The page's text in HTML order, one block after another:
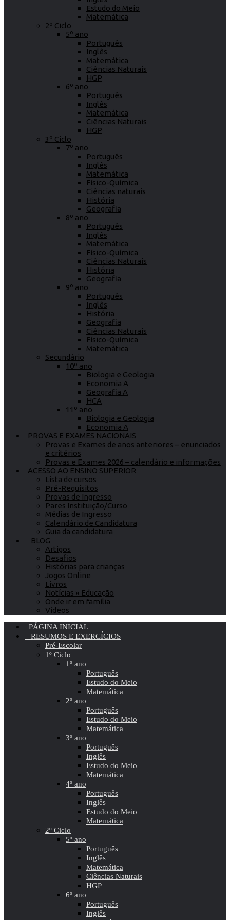
Estudo do Meio
Matemática
2º Ciclo
5º ano
Português
Inglês
Matemática
Ciências Naturais
HGP
6º ano
Português
Inglês
Matemática
Ciências Naturais
HGP
3º Ciclo
7º ano
Português
Inglês
Matemática
Físico-Química
Ciências naturais
História
Geografia
8º ano
Português
Inglês
Matemática
Físico-Química
Ciências Naturais
História
Geografia
9º ano
Português
Inglês
História
Geografia
Ciências Naturais
Físico-Química
Matemática
Secundário
10º ano
Biologia e Geologia
Economia A
Geografia A
HCA
11º ano
Biologia e Geologia
Economia A
PROVAS E EXAMES NACIONAIS
Provas e Exames de anos anteriores – enunciados
e critérios
Provas e Exames 2026 – calendário e informações
ACESSO AO ENSINO SUPERIOR
Lista de cursos
Pré-Requisitos
Provas de Ingresso
Pares Instituição/Curso
Médias de Ingresso
Calendário de Candidatura
Guia da candidatura
BLOG
Artigos
Desafios
Histórias para crianças
Jogos Online
Livros
Notícias » Educação
Onde ir em família
Vídeos
PÁGINA INICIAL
RESUMOS E EXERCÍCIOS
Pré-Escolar
1º Ciclo
1º ano
Português
Estudo do Meio
Matemática
2º ano
Português
Estudo do Meio
Matemática
3º ano
Português
Inglês
Estudo do Meio
Matemática
4º ano
Português
Inglês
Estudo do Meio
Matemática
2º Ciclo
5º ano
Português
Inglês
Matemática
Ciências Naturais
HGP
6º ano
Português
Inglês